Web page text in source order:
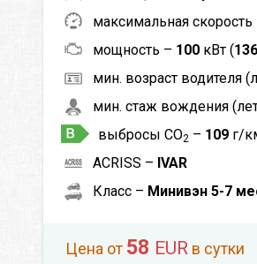
максимальная скорость
мощность – 100 кВт (136
мин. возраст водителя
мин. стаж вождения
выбросы CO2 – 109 г/
ACRISS – IVAR
Класс – Минивэн 5-7
Цена от 58 EUR в сутки